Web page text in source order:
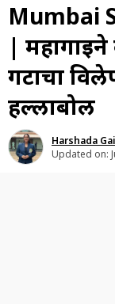
Mumbai
|
गटाचा
हल्लाबोल
Harshada
Updated on: